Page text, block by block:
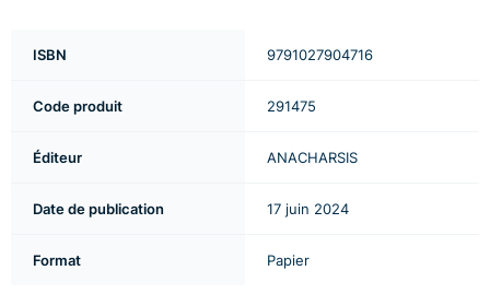
ISBN 9791027904716
Code produit 291475
Éditeur ANACHARSIS
Date de publication 17 juin 2024
Format Papier